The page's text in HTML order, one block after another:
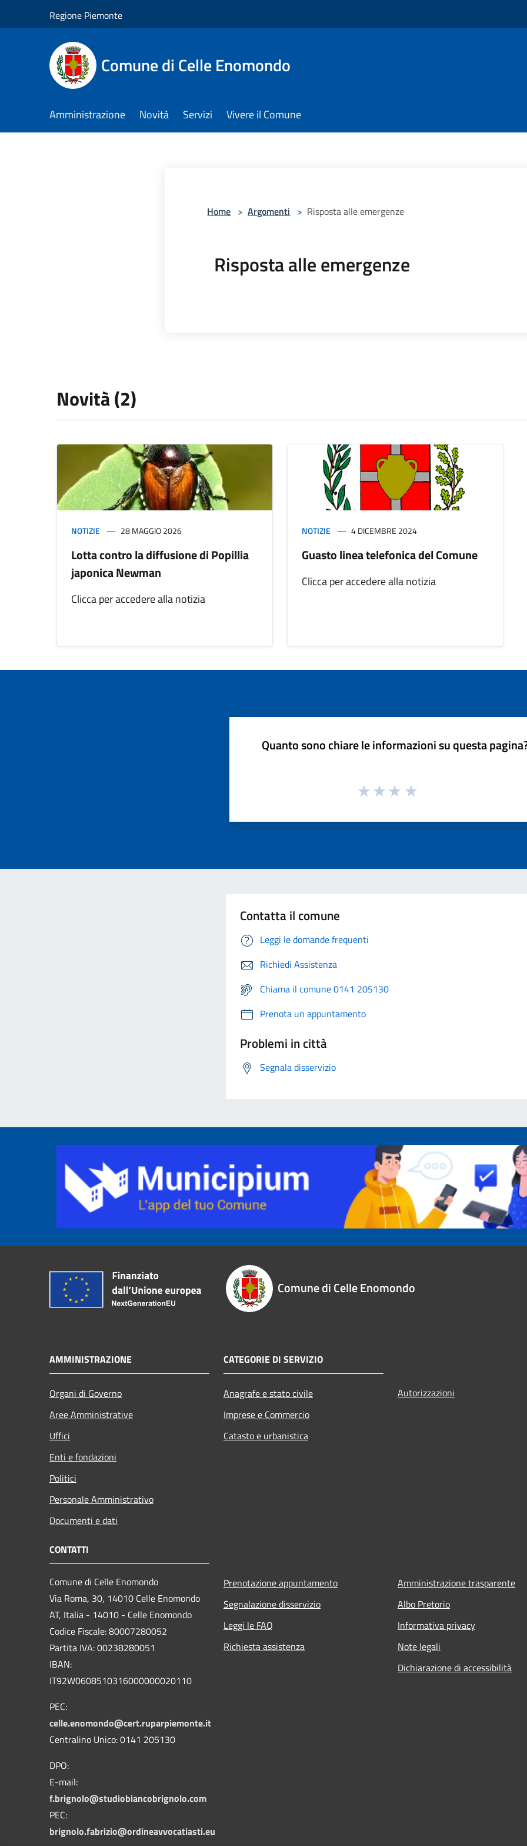
Regione Piemonte
Comune di Celle Enomondo
Amministrazione Novità Servizi Vivere il Comune
Home > Argomenti > Risposta alle emergenze
Risposta alle emergenze
Novità (2)
NOTIZIE 28 MAGGIO 2026
Lotta contro la diffusione di Popillia
japonica Newman
Clicca per accedere alla notizia
NOTIZIE 4 DICEMBRE 2024
Guasto linea telefonica del Comune
Clicca per accedere alla notizia
Quanto sono chiare le informazioni su questa
Contatta il comune
Leggi le domande frequenti
Richiedi Assistenza
Chiama il comune 0141 205130
Prenota un appuntamento
Problemi in città
Segnala disservizio
Comune di Celle Enomondo
AMMINISTRAZIONE
Organi di Governo
Aree Amministrative
Uffici
Enti e fondazioni
Politici
Personale Amministrativo
Documenti e dati
CATEGORIE DI SERVIZIO
Anagrafe e stato civile
Imprese e Commercio
Catasto e urbanistica
Autorizzazioni
CONTATTI
Comune di Celle Enomondo
Via Roma, 30, 14010 Celle Enomondo
AT, Italia - 14010 - Celle Enomondo
Codice Fiscale: 80007280052
Partita IVA: 00238280051
IBAN:
IT92W0608510316000000020110
PEC:
celle.enomondo@cert.ruparpiemonte.it
Centralino Unico: 0141 205130
DPO:
E-mail:
f.brignolo@studiobiancobrignolo.com
PEC:
brignolo.fabrizio@ordineavvocatiasti.eu
Prenotazione appuntamento
Segnalazione disservizio
Leggi le FAQ
Richiesta assistenza
Amministrazione trasparente
Albo Pretorio
Informativa privacy
Note legali
Dichiarazione di accessibilità